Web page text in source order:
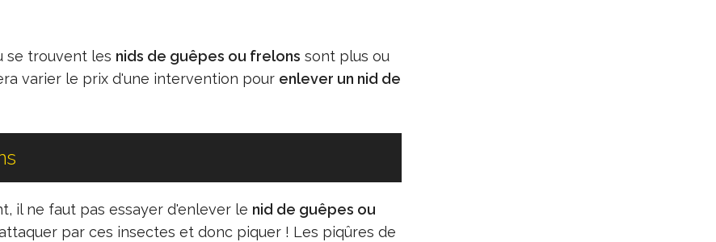
se trouvent les nids de guêpes ou frelons sont plus ou
varier le prix d'une intervention pour enlever un nid de
il ne faut pas essayer d'enlever le nid de guêpes ou
par ces insectes et donc piquer ! Les piqûres de